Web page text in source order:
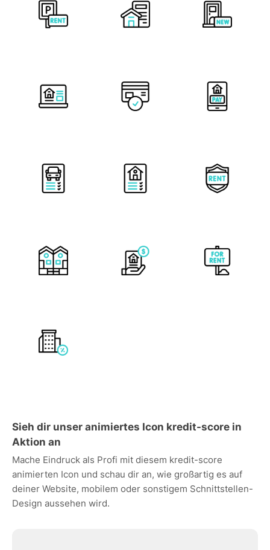
Sieh dir unser animiertes Icon kredit-score in
Aktion an
Mache Eindruck als Profi mit diesem kredit-score
animierten Icon und schau dir an, wie großartig es auf
deiner Website, mobilem oder sonstigem Schnittstellen-
Design aussehen wird.